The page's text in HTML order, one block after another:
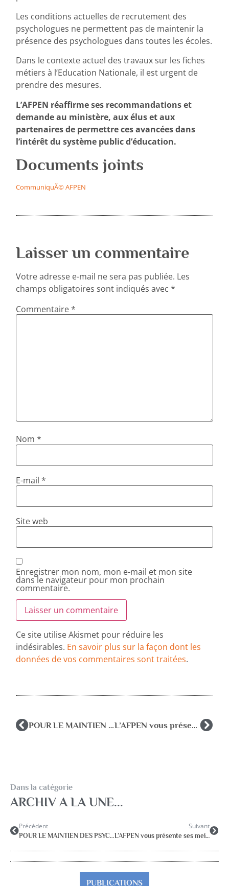
Les conditions actuelles de recrutement des
psychologues ne permettent pas de maintenir la
présence des psychologues dans toutes les écoles.
Dans le contexte actuel des travaux sur les fiches
métiers à l’Education Nationale, il est urgent de
prendre des mesures.
L’AFPEN réaffirme ses recommandations et
demande au ministère, aux élus et aux
partenaires de permettre ces avancées dans
l’intérêt du système public d’éducation.
Documents joints
CommuniquÃ© AFPEN
Laisser un commentaire
Votre adresse e-mail ne sera pas publiée. Les
champs obligatoires sont indiqués avec*
Commentaire*
Nom*
E-mail*
Site web
Enregistrer mon nom, mon e-mail et mon site
dans le navigateur pour mon prochain
commentaire.
Ce site utilise Akismet pour réduire les
indésirables. En savoir plus sur la façon dont les
données de vos commentaires sont traitées.
POUR LE MAINTIEN DES PSYCHOLOGUES DE L’EDUCATION NATIONALE DANS LE SERVICE PUBLIC D’EDUCATION L’AFPEN vous présente ses meilleurs vœux associatifs pour une année 2021 toute en couleurs
Dans la catégorie
ARCHIV A LA UNE...
Précédent
POUR LE MAINTIEN DES PSYCHOLOGUES DE L’EDUCATION NATIONALE DANS LE SERVICE PUBLIC D’EDUCATION
Suivant
L’AFPEN vous présente ses meilleurs vœux associatifs pour une année 2021 toute en couleurs
PUBLICATIONS